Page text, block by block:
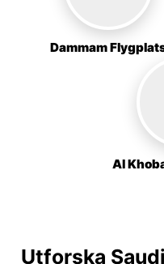
Dammam
Al
Utforska